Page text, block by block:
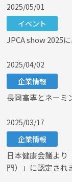
2025/05/01
イベント
JPCA show 2025
2025/04/02
企業情報
長岡高専とネーミ
2025/03/17
企業情報
日本健康会議より
門）」に認定され